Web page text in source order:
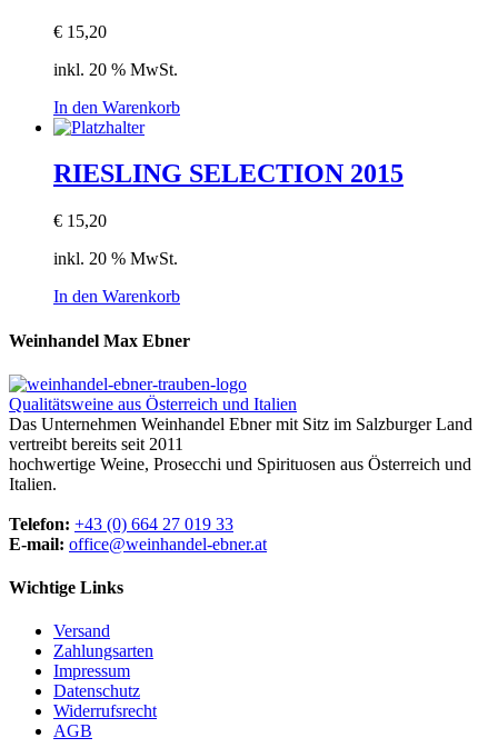
€ 15,20
inkl. 20 % MwSt.
In den Warenkorb
RIESLING SELECTION 2015
€ 15,20
inkl. 20 % MwSt.
In den Warenkorb
Weinhandel Max Ebner
Qualitätsweine aus Österreich und Italien
Das Unternehmen Weinhandel Ebner mit Sitz im Salzburger Land
vertreibt bereits seit 2011
hochwertige Weine, Prosecchi und Spirituosen aus Österreich und
Italien.
Telefon: +43 (0) 664 27 019 33
E-mail: office@weinhandel-ebner.at
Wichtige Links
Versand
Zahlungsarten
Impressum
Datenschutz
Widerrufsrecht
AGB